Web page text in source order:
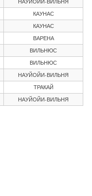
КАУНАС
КАУНАС
ВАРЕНА
ВИЛЬНЮС
ВИЛЬНЮС
НАУЙОЙИ-ВИЛЬНЯ
ТРАКАЙ
НАУЙОЙИ-ВИЛЬНЯ